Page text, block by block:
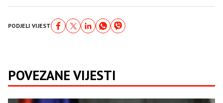
PODJELI VIJEST
POVEZANE VIJESTI